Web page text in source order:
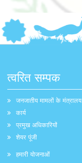
त्वरित सम्पक
जनजातीय मामलों के मंत्रालय
कार्य
प्रमुख अधिकारियों
शेयर पूंजी
हमारी योजनाओं